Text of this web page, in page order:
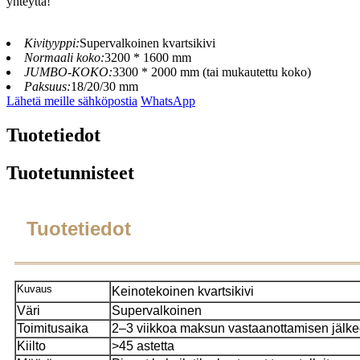
Kivityyppi:Supervalkoinen kvartsikivi
Normaali koko:3200 * 1600 mm
JUMBO-KOKO:3300 * 2000 mm (tai mukautettu koko)
Paksuus:18/20/30 mm
Lähetä meille sähköpostia WhatsApp
Tuotetiedot
Tuotetunnisteet
Tuotetiedot
Kuvaus
Keinotekoinen kvartsikivi
Väri
Supervalkoinen
Toimitusaika
2–3 viikkoa maksun vastaanottamisen
Kiilto
>45 astetta